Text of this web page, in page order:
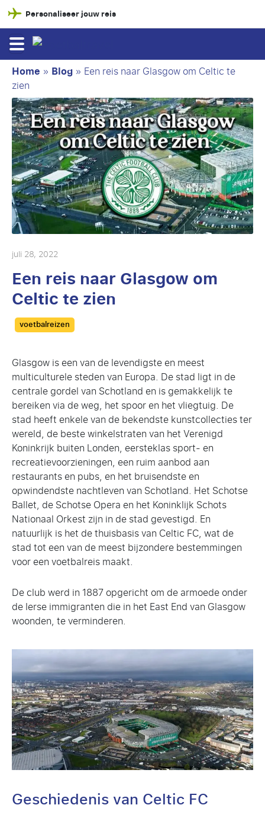
Personaliseer jouw reis
Home » Blog » Een reis naar Glasgow om Celtic te
zien
juli 28, 2022
Een reis naar Glasgow om
Celtic te zien
Categories
voetbalreizen
Glasgow is een van de levendigste en meest
multiculturele steden van Europa. De stad ligt in de
centrale gordel van Schotland en is gemakkelijk te
bereiken via de weg, het spoor en het vliegtuig. De
stad heeft enkele van de bekendste kunstcollecties ter
wereld, de beste winkelstraten van het Verenigd
Koninkrijk buiten Londen, eersteklas sport- en
recreatievoorzieningen, een ruim aanbod aan
restaurants en pubs, en het bruisendste en
opwindendste nachtleven van Schotland. Het Schotse
Ballet, de Schotse Opera en het Koninklijk Schots
Nationaal Orkest zijn in de stad gevestigd. En
natuurlijk is het de thuisbasis van Celtic FC, wat de
stad tot een van de meest bijzondere bestemmingen
voor een voetbalreis maakt.
De club werd in 1887 opgericht om de armoede onder
de Ierse immigranten die in het East End van Glasgow
woonden, te verminderen.
Geschiedenis van Celtic FC